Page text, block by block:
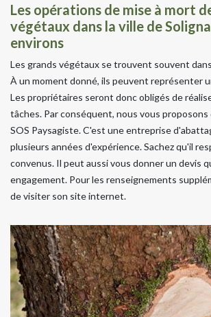
Les opérations de mise à mort
végétaux dans la ville de
environs
Les grands végétaux se trouvent souvent
À un moment donné, ils peuvent représenter
Les propriétaires seront donc obligés de
tâches. Par conséquent, nous vous proposons
SOS Paysagiste. C'est une entreprise
plusieurs années d'expérience. Sachez qu'il
convenus. Il peut aussi vous donner un devis
engagement. Pour les renseignements
de visiter son site internet.